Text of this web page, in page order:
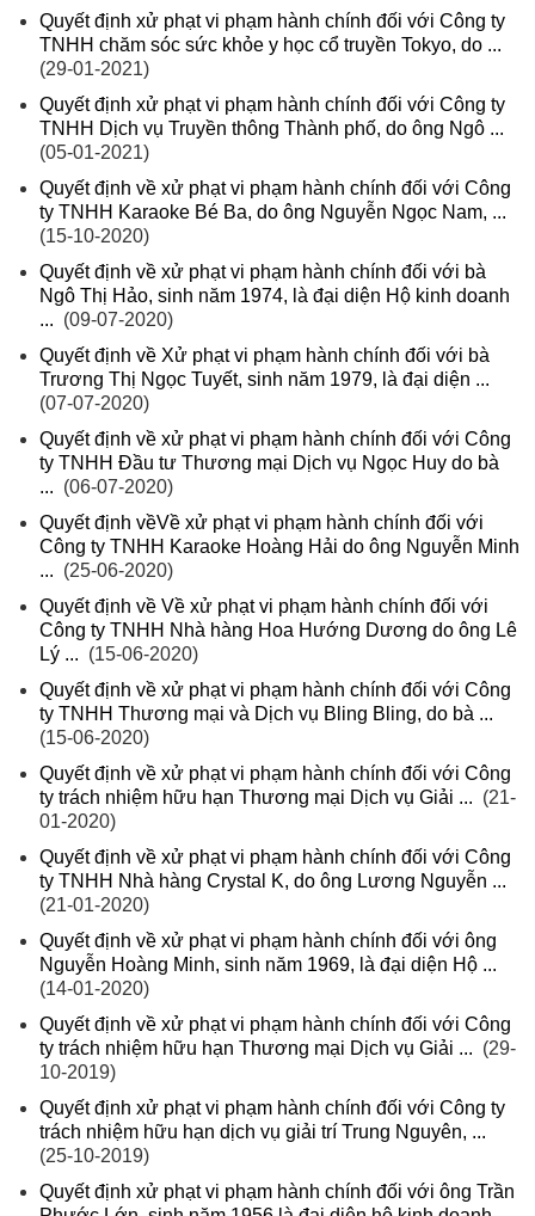
Quyết định xử phạt vi phạm hành chính đối với Công ty
TNHH chăm sóc sức khỏe y học cổ truyền Tokyo, do ...
(29-01-2021)
Quyết định xử phạt vi phạm hành chính đối với Công ty
TNHH Dịch vụ Truyền thông Thành phố, do ông Ngô ...
(05-01-2021)
Quyết định về xử phạt vi phạm hành chính đối với Công
ty TNHH Karaoke Bé Ba, do ông Nguyễn Ngọc Nam, ...
(15-10-2020)
Quyết định về xử phạt vi phạm hành chính đối với bà
Ngô Thị Hảo, sinh năm 1974, là đại diện Hộ kinh doanh
... (09-07-2020)
Quyết định về Xử phạt vi phạm hành chính đối với bà
Trương Thị Ngọc Tuyết, sinh năm 1979, là đại diện ...
(07-07-2020)
Quyết định về xử phạt vi phạm hành chính đối với Công
ty TNHH Đầu tư Thương mại Dịch vụ Ngọc Huy do bà
... (06-07-2020)
Quyết định vềVề xử phạt vi phạm hành chính đối với
Công ty TNHH Karaoke Hoàng Hải do ông Nguyễn Minh
... (25-06-2020)
Quyết định về Về xử phạt vi phạm hành chính đối với
Công ty TNHH Nhà hàng Hoa Hướng Dương do ông Lê
Lý ... (15-06-2020)
Quyết định về xử phạt vi phạm hành chính đối với Công
ty TNHH Thương mại và Dịch vụ Bling Bling, do bà ...
(15-06-2020)
Quyết định về xử phạt vi phạm hành chính đối với Công
ty trách nhiệm hữu hạn Thương mại Dịch vụ Giải ... (21-
01-2020)
Quyết định về xử phạt vi phạm hành chính đối với Công
ty TNHH Nhà hàng Crystal K, do ông Lương Nguyễn ...
(21-01-2020)
Quyết định về xử phạt vi phạm hành chính đối với ông
Nguyễn Hoàng Minh, sinh năm 1969, là đại diện Hộ ...
(14-01-2020)
Quyết định về xử phạt vi phạm hành chính đối với Công
ty trách nhiệm hữu hạn Thương mại Dịch vụ Giải ... (29-
10-2019)
Quyết định xử phạt vi phạm hành chính đối với Công ty
trách nhiệm hữu hạn dịch vụ giải trí Trung Nguyên, ...
(25-10-2019)
Quyết định xử phạt vi phạm hành chính đối với ông Trần